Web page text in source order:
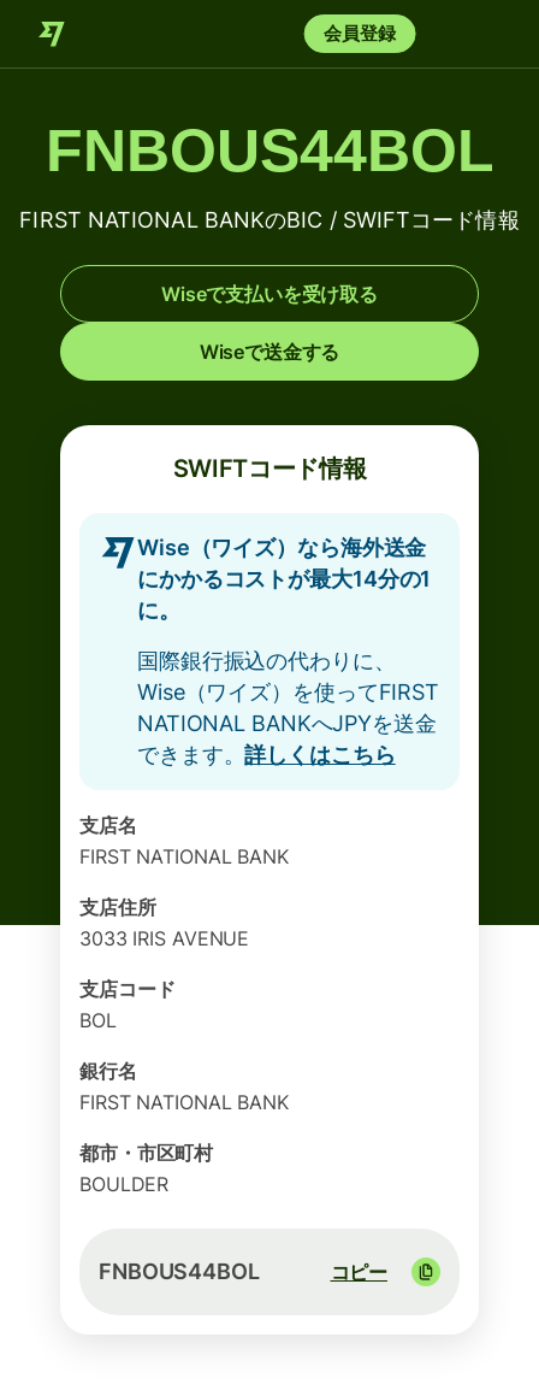
会員登録
FNBOUS44BOL
FIRST NATIONAL BANKのBIC / SWIFTコード情報
Wiseで支払いを受け取る
Wiseで送金する
SWIFTコード情報
Wise（ワイズ）なら海外送金
にかかるコストが最大14分の1
に。
国際銀行振込の代わりに、
Wise（ワイズ）を使ってFIRST
NATIONAL BANKへJPYを送金
できます。詳しくはこちら
支店名
FIRST NATIONAL BANK
支店住所
3033 IRIS AVENUE
支店コード
BOL
銀行名
FIRST NATIONAL BANK
都市・市区町村
BOULDER
FNBOUS44BOL コピー